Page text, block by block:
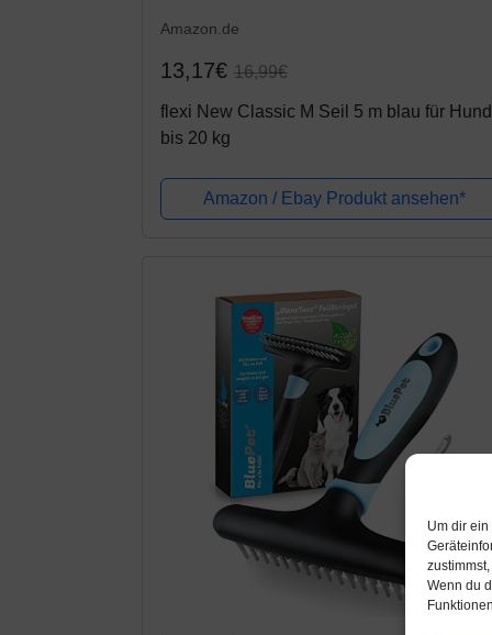
Um dir
Wenn du
Amazon.de
13,17€ 16,99€
flexi New Classic M Seil 5 m blau für
bis 20 kg
Amazon / Ebay Produkt ansehen*